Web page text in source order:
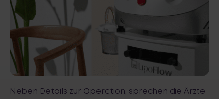
Neben Details zur Operation, sprechen die Ärzte